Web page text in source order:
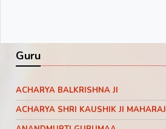
Guru
ACHARYA BALKRISHNA JI
ACHARYA SHRI KAUSHIK JI MAHARAJ